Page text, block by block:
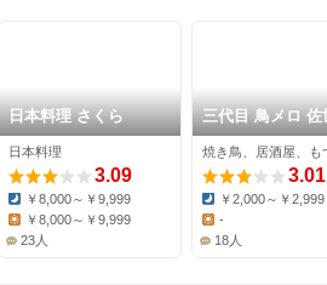
日本料理 さくら
日本料理
3.09
Dinner:
￥8,000～￥9,999
Lunch:
￥8,000～￥9,999
23人
三代目 鳥メロ 佐
京町店
焼き鳥、居酒屋、も
3.01
Dinner:
￥2,000～￥2,999
Lunch:
-
18人